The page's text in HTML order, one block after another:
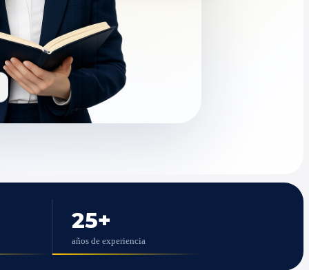
25+
años de experiencia